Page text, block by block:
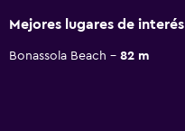
Mejores lugares de interés
Bonassola Beach 82 m